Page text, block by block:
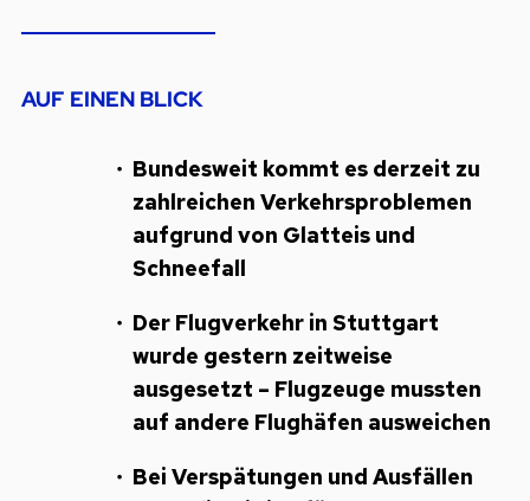
AUF EINEN BLICK
Bundesweit kommt es derzeit zu
zahlreichen Verkehrsproblemen
aufgrund von Glatteis und
Schneefall
Der Flugverkehr in Stuttgart
wurde gestern zeitweise
ausgesetzt – Flugzeuge mussten
auf andere Flughäfen ausweichen
Bei Verspätungen und Ausfällen